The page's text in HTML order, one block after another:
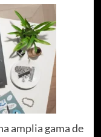
amplia gama de